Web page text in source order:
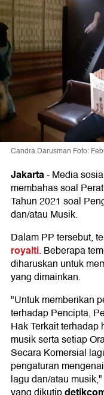
Candra Darusman Foto:
Jakarta-Media
membahas soal
Tahun 2021 soal
dan/atau Musik.
Dalam PP tersebut,
royalti. Beberapa
diharuskan untuk
yang dimainkan.
"Untuk memberikan
terhadap Pencipta,
Hak Terkait
musik serta setiap
Secara Komersial
pengaturan
lagu dan/atau